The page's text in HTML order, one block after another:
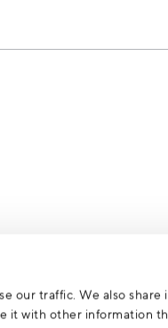
our traffic. We also
it with other information